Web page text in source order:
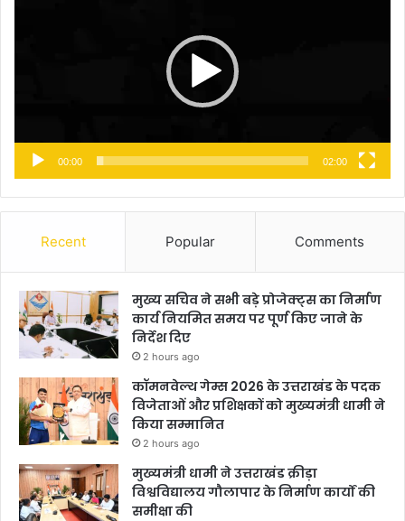
00:00 02:00
Recent Popular Comments
मुख्य सचिव ने सभी बड़े प्रोजेक्ट्स का निर्माण
कार्य नियमित समय पर पूर्ण किए जाने के
निर्देश दिए
2 hours ago
कॉमनवेल्थ गेम्स 2026 के उत्तराखंड के पदक
विजेताओं और प्रशिक्षकों को मुख्यमंत्री धामी ने
किया सम्मानित
2 hours ago
मुख्यमंत्री धामी ने उत्तराखंड क्रीड़ा
विश्वविद्यालय गौलापार के निर्माण कार्यों की
समीक्षा की